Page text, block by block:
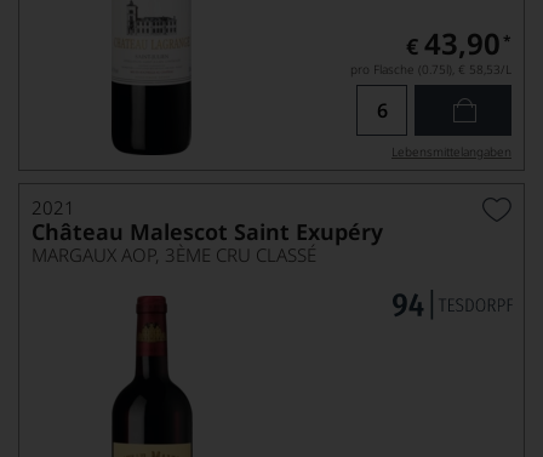
€ 43,90 *
pro Flasche (0.75l), € 58,53/L
Lebensmittel­angaben
2021
Château Malescot Saint Exupéry
MARGAUX AOP, 3ÈME CRU CLASSÉ